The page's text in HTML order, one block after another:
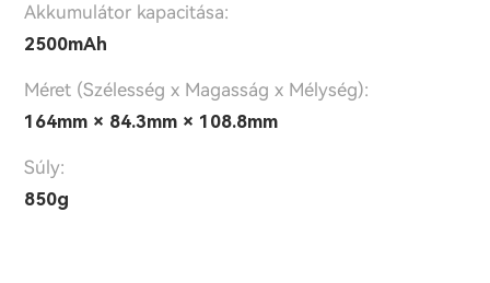
Akkumulátor kapacitása:
2500mAh
Méret (Szélesség x Magasság x Mélység):
164mm × 84.3mm × 108.8mm
Súly:
850g